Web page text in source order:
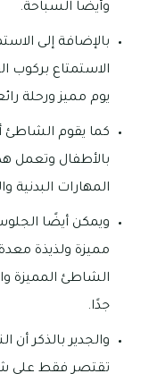
وأيضًا السباحة.
بالإضافة إلى
الاستمتاع بركوب
يوم مميز ورحلة
كما يقوم الشاطئ
بالأطفال وتعمل
المهارات البدنية
ويمكن أيضًا
مميزة ولذيذة
الشاطئ المميزة
جدًا.
والجدير بالذكر
تقتصر فقط على